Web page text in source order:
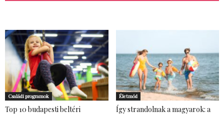
Családi programok
Top 10 budapesti beltéri
Életmód
Így strandolnak a magyarok: a